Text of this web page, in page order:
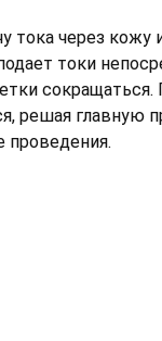
тока через кожу
токи
решая главную
проведения.